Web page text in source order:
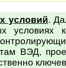
условий.
условиях
ВЭД,